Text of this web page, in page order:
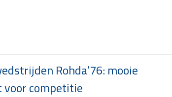
Rohda’76: mooie
voor competitie